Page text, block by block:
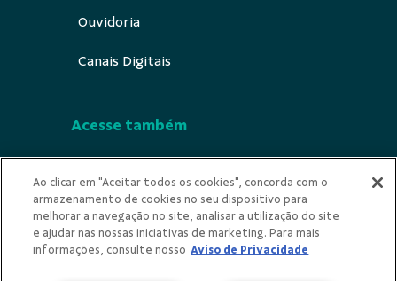
Ouvidoria
Canais Digitais
Acesse também
Indícios de Ilícitude
Privacidade
Ao clicar em "Aceitar todos os cookies", concorda com o
armazenamento de cookies no seu dispositivo para
melhorar a navegação no site, analisar a utilização do site
e ajudar nas nossas iniciativas de marketing. Para mais
informações, consulte nosso Aviso de Privacidade